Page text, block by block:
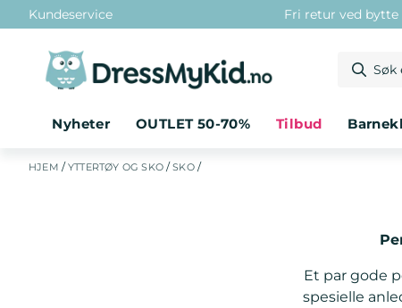
Hopp til innhold
Kundeservice Fri retur ved bytte
Nyheter OUTLET 50-70% tilbud
HJEM /YTTERTØY OG SKO/SKO/
Et par gode
spesielle